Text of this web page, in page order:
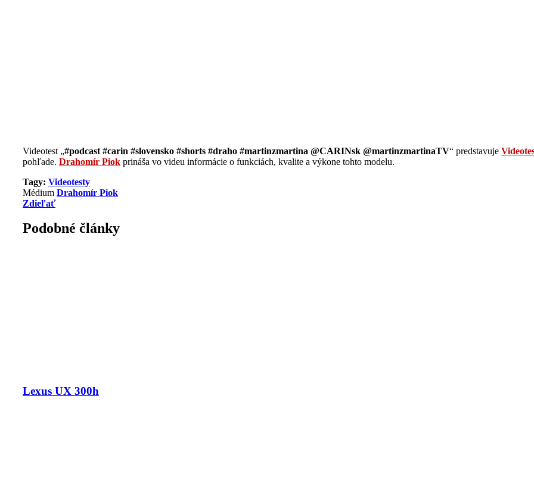
Videotest „#podcast #carin #slovensko #shorts #draho #martinzmartina @CARINsk @martinzmartinaTV“ predstavuje
pohľade. Drahomír Piok prináša vo videu informácie o funkciách, kvalite a výkone tohto modelu.
Tagy: Videotesty
Médium Drahomír Piok
Zdieľať
Podobné články
Lexus UX 300h